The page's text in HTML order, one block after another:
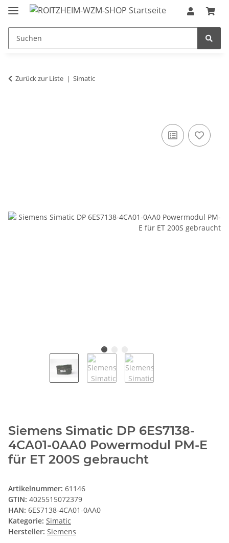
Zurück zur Liste Simatic
Siemens Simatic DP 6ES7138-
4CA01-0AA0 Powermodul PM-E
für ET 200S gebraucht
Artikelnummer: 61146
GTIN: 4025515072379
HAN: 6ES7138-4CA01-0AA0
Kategorie: Simatic
Hersteller: Siemens